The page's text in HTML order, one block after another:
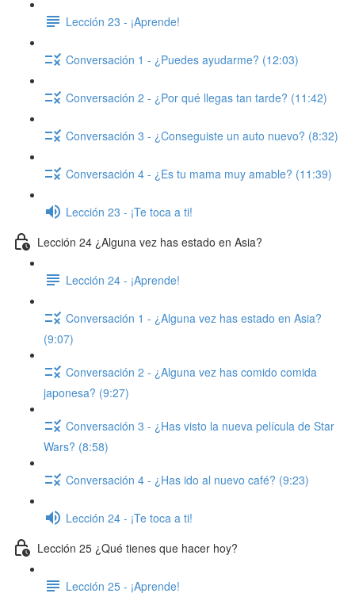
Lección 23 - ¡Aprende!
Conversación 1 - ¿Puedes ayudarme? (12:03)
Conversación 2 - ¿Por qué llegas tan tarde? (11:42)
Conversación 3 - ¿Conseguiste un auto nuevo? (8:32)
Conversación 4 - ¿Es tu mama muy amable? (11:39)
Lección 23 - ¡Te toca a ti!
Lección 24 ¿Alguna vez has estado en Asia?
Lección 24 - ¡Aprende!
Conversación 1 - ¿Alguna vez has estado en Asia?
(9:07)
Conversación 2 - ¿Alguna vez has comido comida
japonesa? (9:27)
Conversación 3 - ¿Has visto la nueva película de Star
Wars? (8:58)
Conversación 4 - ¿Has ido al nuevo café? (9:23)
Lección 24 - ¡Te toca a ti!
Lección 25 ¿Qué tienes que hacer hoy?
Lección 25 - ¡Aprende!